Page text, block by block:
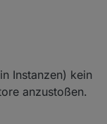
Ich würde diese
Instanzen) kein
anzustoßen.